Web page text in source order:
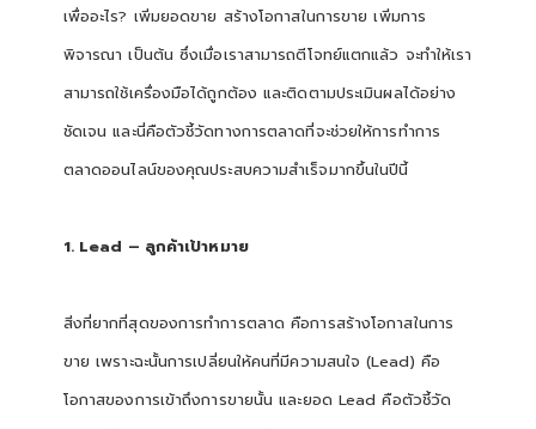
เพื่ออะไร? เพิ่มยอดขาย สร้างโอกาสในการขาย เพิ่มการ
พิจารณา เป็นต้น ซึ่งเมื่อเราสามารถตีโจทย์แตกแล้ว จะทำให้เรา
สามารถใช้เครื่องมือได้ถูกต้อง และติดตามประเมินผลได้อย่าง
ชัดเจน และนี่คือตัวชี้วัดทางการตลาดที่จะช่วยให้การทำการ
ตลาดออนไลน์ของคุณประสบความสำเร็จมากขึ้นในปีนี้
1. Lead – ลูกค้าเป้าหมาย
สิ่งที่ยากที่สุดของการทำการตลาด คือการสร้างโอกาสในการ
ขาย เพราะฉะนั้นการเปลี่ยนให้คนที่มีความสนใจ (Lead) คือ
โอกาสของการเข้าถึงการขายนั้น และยอด Lead คือตัวชี้วัด